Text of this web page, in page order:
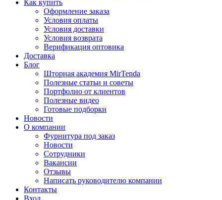
Как купить
Оформление заказа
Условия оплаты
Условия доставки
Условия возврата
Верификация оптовика
Доставка
Блог
Шторная академия MirTenda
Полезные статьи и советы
Портфолио от клиентов
Полезные видео
Готовые подборки
Новости
О компании
Фурнитура под заказ
Новости
Сотрудники
Вакансии
Отзывы
Написать руководителю компании
Контакты
Вход